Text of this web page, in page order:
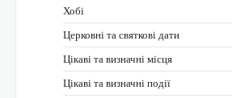
Хобі
Церковні та святкові дати
Цікаві та визначні місця
Цікаві та визначні події